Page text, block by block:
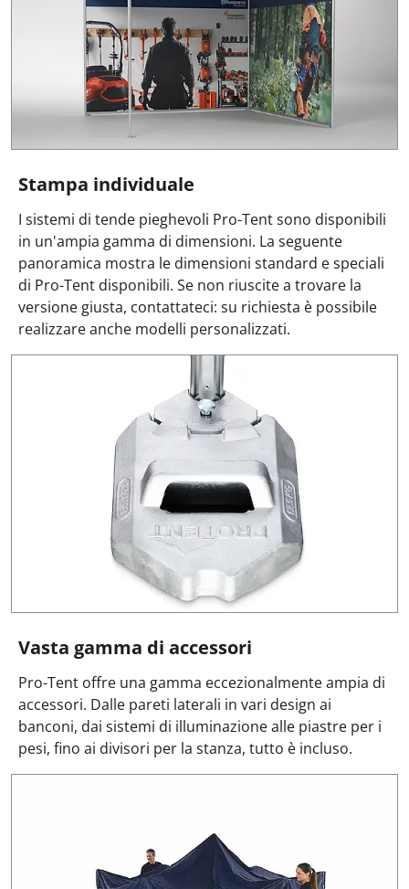
Stampa individuale
I sistemi di tende pieghevoli Pro-Tent sono disponibili
in un'ampia gamma di dimensioni. La seguente
panoramica mostra le dimensioni standard e speciali
di Pro-Tent disponibili. Se non riuscite a trovare la
versione giusta, contattateci: su richiesta è possibile
realizzare anche modelli personalizzati.
Vasta gamma di accessori
Pro-Tent offre una gamma eccezionalmente ampia di
accessori. Dalle pareti laterali in vari design ai
banconi, dai sistemi di illuminazione alle piastre per i
pesi, fino ai divisori per la stanza, tutto è incluso.